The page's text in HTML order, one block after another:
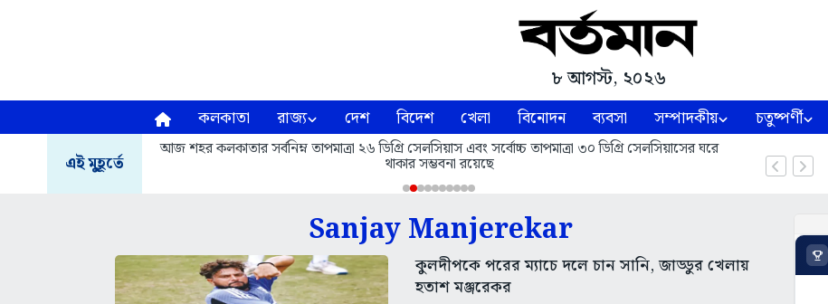
৮ আগস্ট, ২০২৬
কলকাতা রাজ্য দেশ বিদেশ খেলা বিনোদন ব্যবসা সম্পাদকীয় চতুষ্পর্ণী
এই মুহূর্তে
আজ শহর কলকাতার সর্বনিম্ন তাপমাত্রা ২৬ ডিগ্রি সেলসিয়াস এবং সর্বোচ্চ তাপমাত্রা ৩০ ডিগ্রি সেলসিয়াসের ঘরে
থাকার সম্ভবনা রয়েছে
Sanjay Manjerekar
কুলদীপকে পরের ম্যাচে দলে চান সানি, জাড্ডুর খেলায়
হতাশ মঞ্জরেকর